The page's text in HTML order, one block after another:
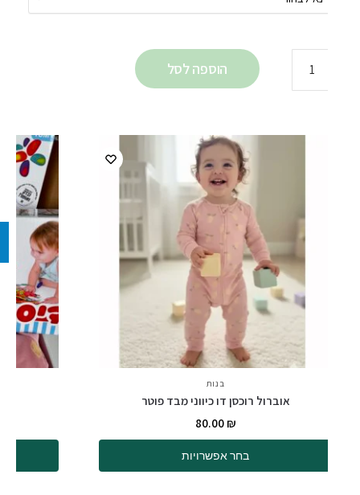
הוספה לסל
אוברול רוכסן דו כיווני מבד פוטר
80.00
בחר אפשרויות